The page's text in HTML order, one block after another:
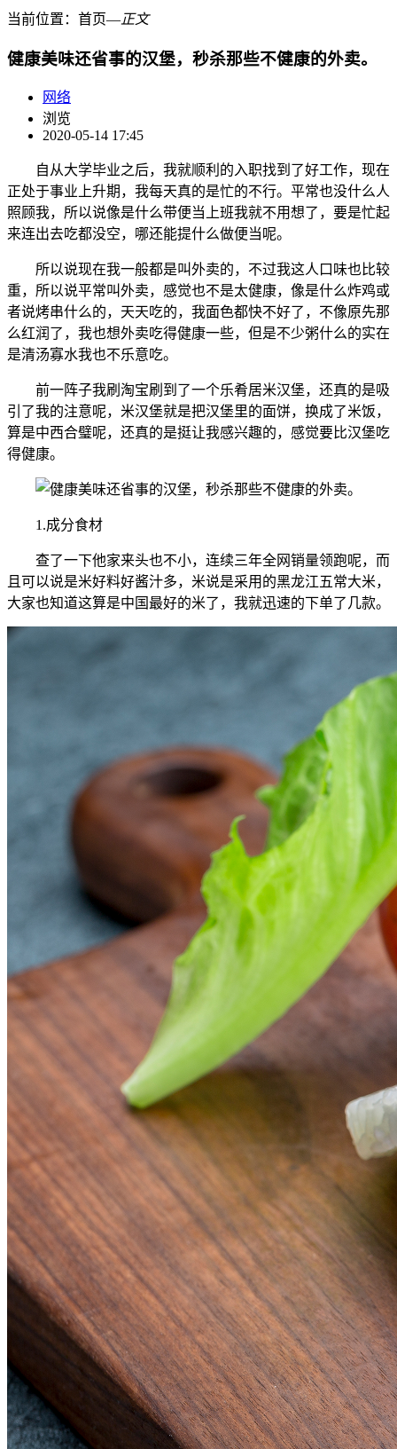
当前位置： 首页―正文
健康美味还省事的汉堡，秒杀那些不健康的外卖。
网络
浏览
2020-05-14 17:45
自从大学毕业之后，我就顺利的入职找到了好工作，现在
正处于事业上升期，我每天真的是忙的不行。平常也没什么人
照顾我，所以说像是什么带便当上班我就不用想了，要是忙起
来连出去吃都没空，哪还能提什么做便当呢。
所以说现在我一般都是叫外卖的，不过我这人口味也比较
重，所以说平常叫外卖，感觉也不是太健康，像是什么炸鸡或
者说烤串什么的，天天吃的，我面色都快不好了，不像原先那
么红润了，我也想外卖吃得健康一些，但是不少粥什么的实在
是清汤寡水我也不乐意吃。
前一阵子我刷淘宝刷到了一个乐肴居米汉堡，还真的是吸
引了我的注意呢，米汉堡就是把汉堡里的面饼，换成了米饭，
算是中西合璧呢，还真的是挺让我感兴趣的，感觉要比汉堡吃
得健康。
1.成分食材
查了一下他家来头也不小，连续三年全网销量领跑呢，而
且可以说是米好料好酱汁多，米说是采用的黑龙江五常大米，
大家也知道这算是中国最好的米了，我就迅速的下单了几款。